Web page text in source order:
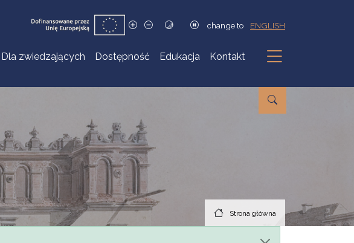
change to ENGLISH
Dla zwiedzających Dostępność Edukacja Kontakt
Podmenu
Strona główna